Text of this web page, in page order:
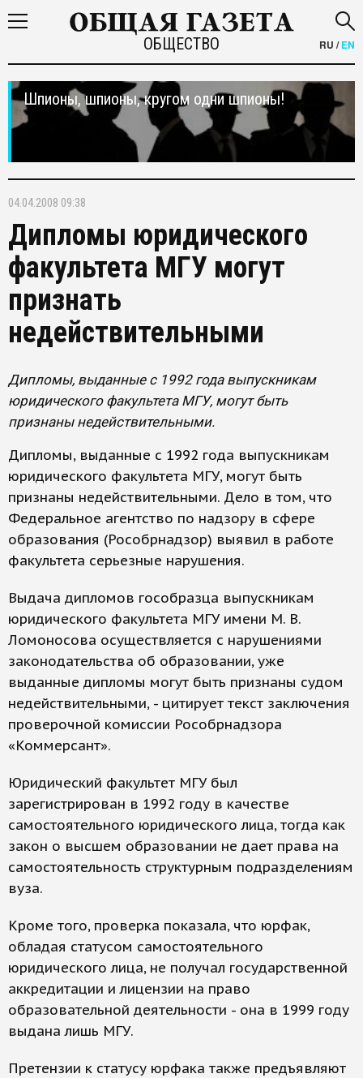
ОБЩЕСТВО RU /EN
Шпионы, шпионы, кругом одни шпионы!
04.04.2008 09:38
Дипломы юридического
факультета МГУ могут
признать
недействительными
Дипломы, выданные с 1992 года выпускникам
юридического факультета МГУ, могут быть
признаны недействительными.
Дипломы, выданные с 1992 года выпускникам
юридического факультета МГУ, могут быть
признаны недействительными. Дело в том, что
Федеральное агентство по надзору в сфере
образования (Рособрнадзор) выявил в работе
факультета серьезные нарушения.
Выдача дипломов гособразца выпускникам
юридического факультета МГУ имени М. В.
Ломоносова осуществляется с нарушениями
законодательства об образовании, уже
выданные дипломы могут быть признаны судом
недействительными, - цитирует текст заключения
проверочной комиссии Рособрнадзора
«Коммерсант».
Юридический факультет МГУ был
зарегистрирован в 1992 году в качестве
самостоятельного юридического лица, тогда как
закон о высшем образовании не дает права на
самостоятельность структурным подразделениям
вуза.
Кроме того, проверка показала, что юрфак,
обладая статусом самостоятельного
юридического лица, не получал государственной
аккредитации и лицензии на право
образовательной деятельности - она в 1999 году
выдана лишь МГУ.
Претензии к статусу юрфака также предъявляют